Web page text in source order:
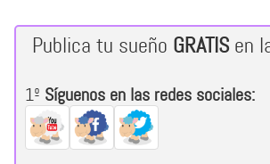
Publica tu sueño GRATISen
1º Síguenos en las redes sociales: